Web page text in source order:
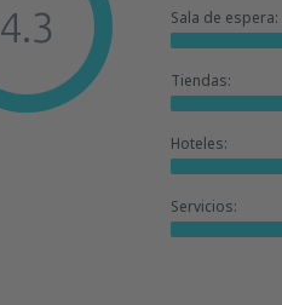
Sala de espera:
Tiendas:
Hoteles:
Servicios:
4.3